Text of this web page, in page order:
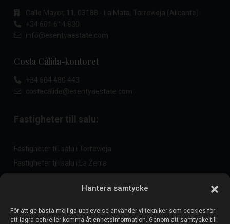
Hantera samtycke
För att ge bästa möjliga upplevelse använder vi tekniker som cookies för
att lagra och/eller komma åt enhetsinformation. Genom att samtycke till
Calle Mayor, 11, 03188 - La Mata, Torrevieja (Alicante)
+34 601 614 830
info@esentyaestate.com
Costa Cálida-kontoret
+34 604 480 443
costacalida@esentyaestate.com
Fastigheter till salu:
Fastigheter till salu i Torrevieja
Fastigheter till salu i La Zenia
Sälj din fastighet: